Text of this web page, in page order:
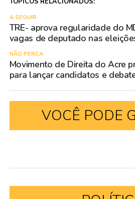
A SEGUIR
TRE- aprova regularidade do
vagas de deputado nas
NÃO PERCA
Movimento de Direita do Acre
para lançar candidatos e
VOCÊ PODE